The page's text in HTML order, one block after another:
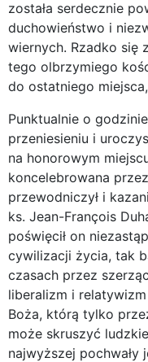
została serdecznie
duchowieństwo i
wiernych. Rzadko się
tego olbrzymiego
do ostatniego
Punktualnie o
przeniesieniu i
na honorowym
koncelebrowana
przewodniczył i
ks. Jean-François
poświęcił on
cywilizacji życia, tak
czasach przez
liberalizm i relatywizm
Boża, którą tylko
może skruszyć
najwyższej pochwały